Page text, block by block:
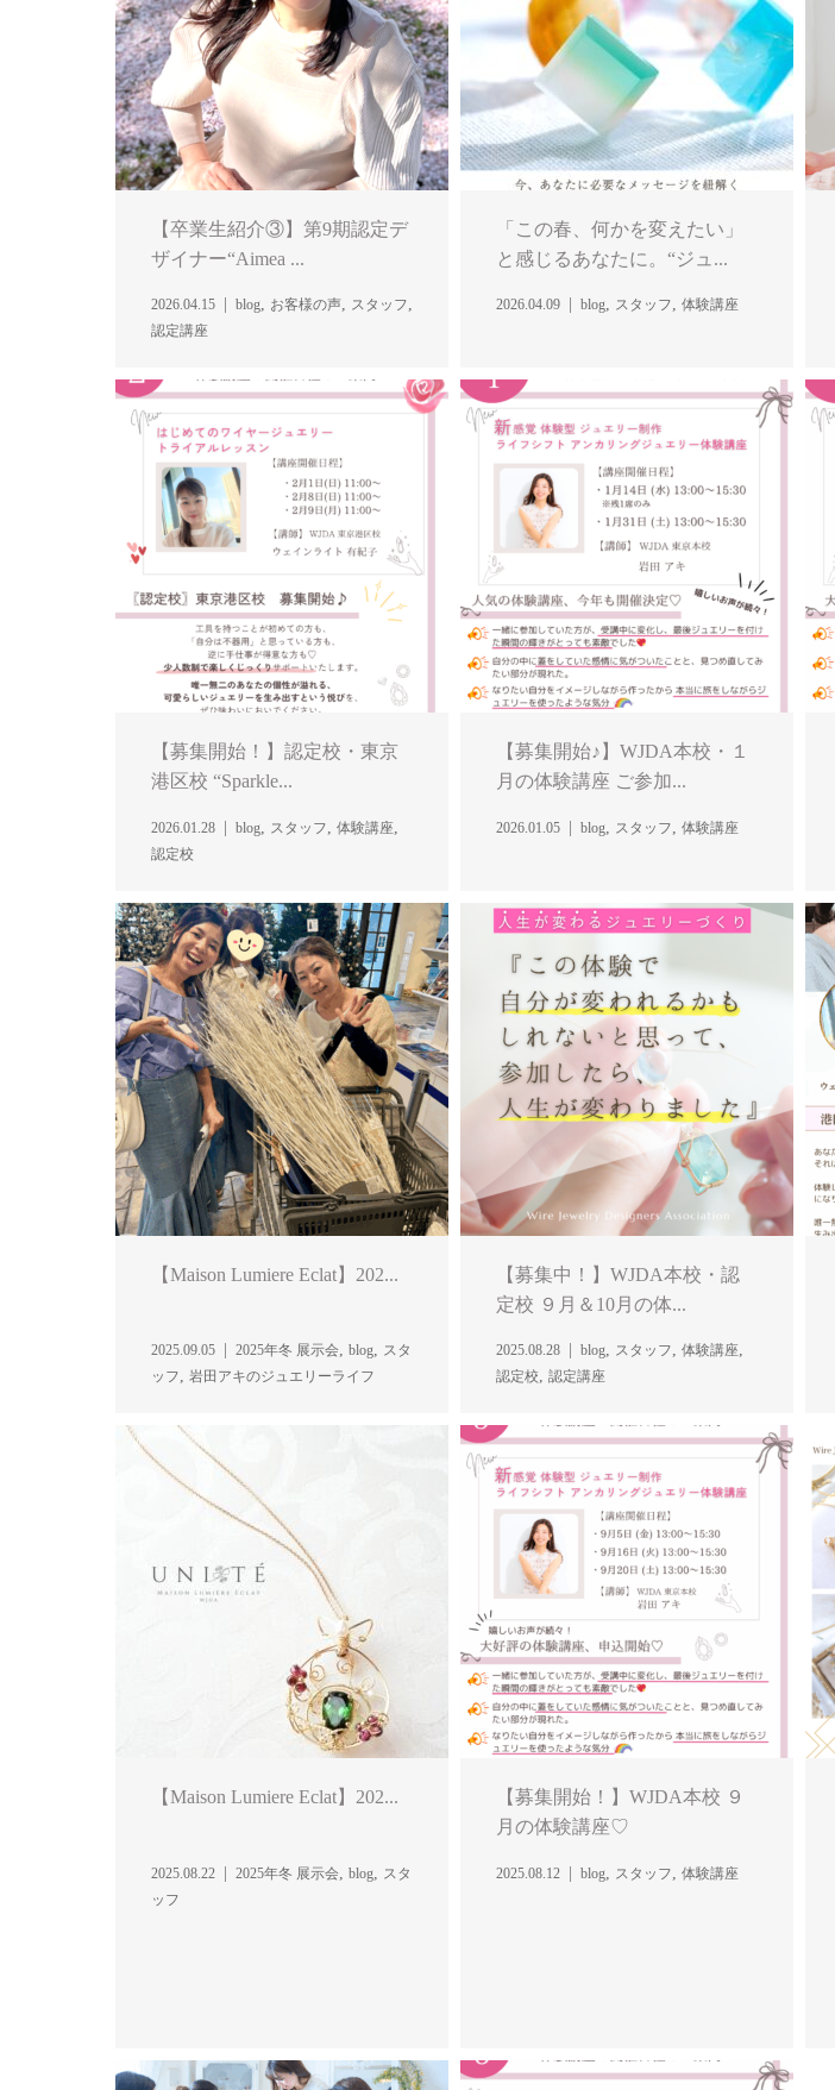
【卒業生紹介③】第9期認定デ
ザイナー“Aimea ...
2026.04.15 blog, お客様の声, スタッフ,
認定講座
「この春、何かを変えたい」
と感じるあなたに。“ジュ...
2026.04.09 blog, スタッフ, 体験講座
【募集開始！】認定校・東京
港区校 “Sparkle...
2026.01.28 blog スタッフ 体験講座
認定校
【募集開始♪】WJDA本校・１
月の体験講座 ご参加...
2026.01.05 blog スタッフ 体験講座
【Maison Lumiere Eclat】202...
2025.09.05 2025年冬 展示会, blog, スタ
ッフ, 岩田アキのジュエリーライフ
【募集中！】WJDA本校・認
定校 ９月＆10月の体...
2025.08.28 blog, スタッフ, 体験講座,
認定校, 認定講座
【Maison Lumiere Eclat】202...
2025.08.22 2025年冬 展示会 blog
スタ
ッフ
【募集開始！】WJDA本校 ９
月の体験講座♡
2025.08.12 blog スタッフ 体験講座